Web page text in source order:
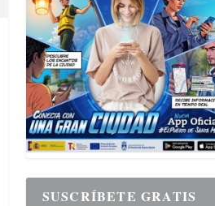
SUSCRÍBETE GRATIS